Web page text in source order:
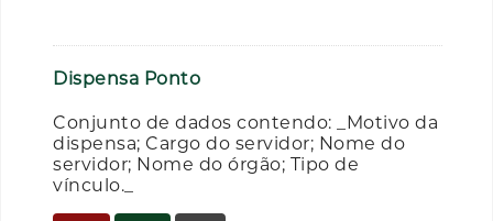
Dispensa Ponto
Conjunto de dados contendo: _Motivo da
dispensa; Cargo do servidor; Nome do
servidor; Nome do órgão; Tipo de
vínculo._